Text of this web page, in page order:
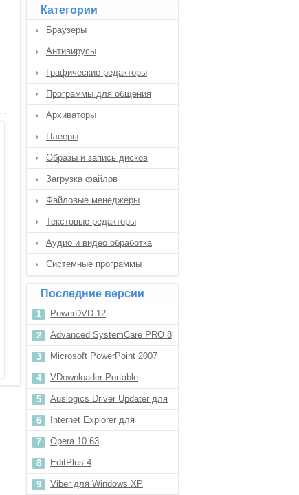
Категории
Браузеры
Антивирусы
Графические редакторы
Программы для общения
Архиваторы
Плееры
Образы и запись дисков
Загрузка файлов
Файловые менеджеры
Текстовые редакторы
Аудио и видео обработка
Системные программы
Последние версии
PowerDVD 12
Advanced SystemCare PRO 8
Microsoft PowerPoint 2007
VDownloader Portable
Auslogics Driver Updater для
Windows 7
Internet Explorer для
компьютера
Opera 10.63
EditPlus 4
Viber для Windows XP